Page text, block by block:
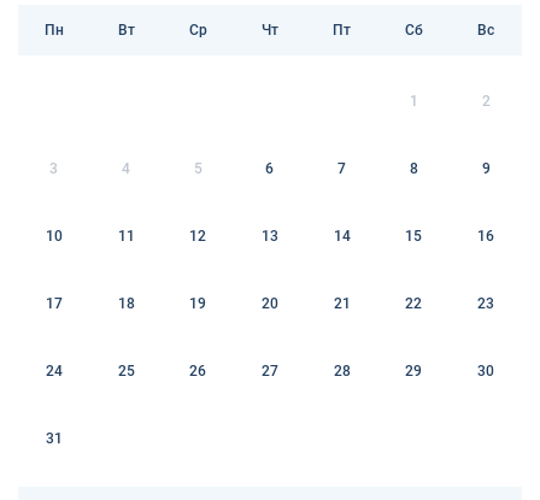
Пн Вт Ср Чт Пт Сб Вс
1 2
3 4 5 6 7 8 9
10 11 12 13 14 15 16
17 18 19 20 21 22 23
24 25 26 27 28 29 30
31